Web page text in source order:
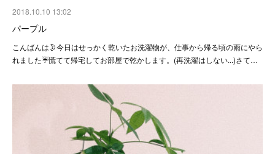
2018.10.10 13:02
パープル
こんばんは🌛今日はせっかく乾いたお洗濯物が、仕事から帰る頃の雨にやら
れました☔️慌てて帰宅してお部屋で乾かします。(再洗濯はしない...)さて…